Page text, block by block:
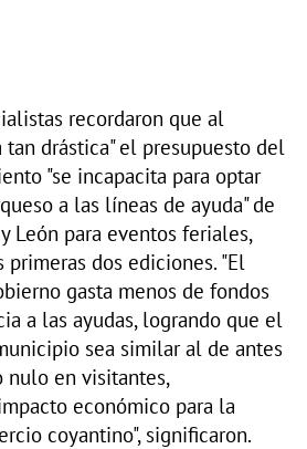
recordaron que al
tan drástica" el presupuesto del
"se incapacita para optar
a las líneas de ayuda" de
León para eventos feriales,
dos ediciones. "El
gasta menos de fondos
a las ayudas, logrando que el
sea similar al de antes
nulo en visitantes,
económico para la
coyantino", significaron.